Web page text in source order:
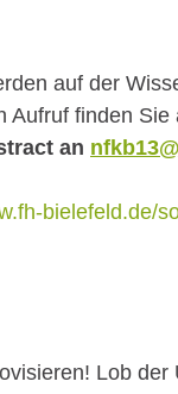
auf der
Aufruf finden Sie
an
bielefeld.de/
Lob